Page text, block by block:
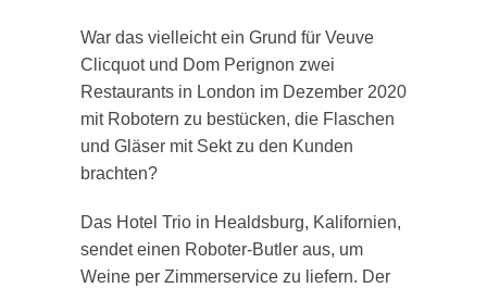
War das vielleicht ein Grund für Veuve
Clicquot und Dom Perignon zwei
Restaurants in London im Dezember 2020
mit Robotern zu bestücken, die Flaschen
und Gläser mit Sekt zu den Kunden
brachten?
Das Hotel Trio in Healdsburg, Kalifornien,
sendet einen Roboter-Butler aus, um
Weine per Zimmerservice zu liefern. Der